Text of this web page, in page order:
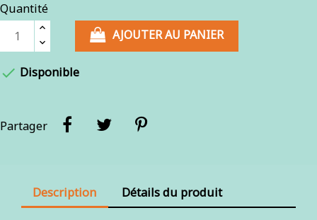
Quantité
AJOUTER AU PANIER
 Disponible
Partager
Description Détails du produit